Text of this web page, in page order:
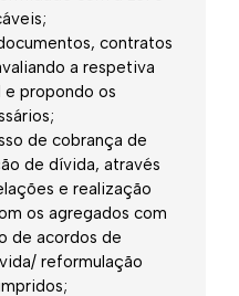
contratos
a respetiva
propondo os
de cobrança de
de dívida, através
e realização
os agregados com
de acordos de
reformulação